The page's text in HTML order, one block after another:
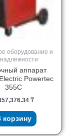
оборудование и
аппарат
Powertec
355C
₸
корзину